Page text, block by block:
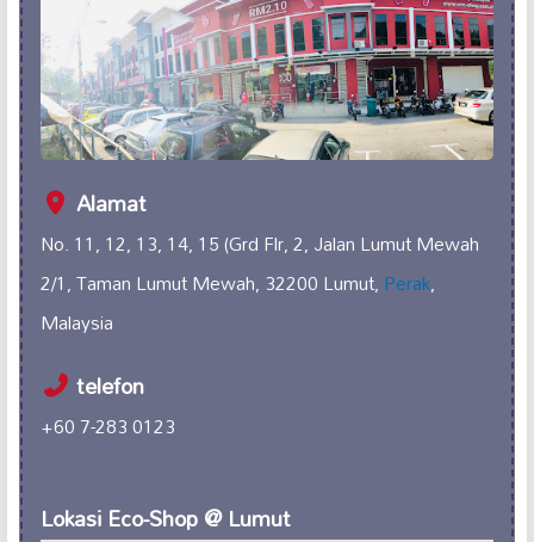
Alamat
No. 11, 12, 13, 14, 15 (Grd Flr, 2, Jalan Lumut Mewah
2/1, Taman Lumut Mewah, 32200 Lumut,Perak,
Malaysia
telefon
+60 7-283 0123
Lokasi Eco-Shop @ Lumut